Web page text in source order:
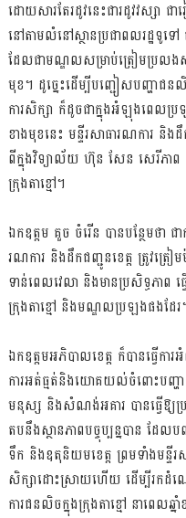
ដោយសារតែរដូវនេះជារដូវវស្សា ជ
នៅតាមលំនៅស្ថានប្រជាពលរដ្ឋទូ
ដែលជាមណ្ឌលសម្រាប់ត្រៀមប្រល
មុខ។ ដូច្នេះដើម្បីបញ្ជៀសបញ្ហាជ
ការសិក្សា ក៏ដូចជាក្នុងអំឡុងពេល
ខាងមុខនេះ មន្ទីរសាធារណការ និ
ពីក្នុងវិទ្យាល័យ ហ៊ុន សែន សេរីភាព
ក្រុងតាខ្មៅ។
ឯកឧត្តម គួច ចំរើន បានបន្ថែមថា ជ
រណការ និងដឹកជញ្ជូនខេត្ត ត្រូវត្រ
ទាន់ពេលវេលា និងមានប្រសិទ្ធភាព
ក្រុងតាខ្មៅ និងមណ្ឌលប្រឡងផងដែរ
ឯកឧត្តមអភិបាលខេត្ត ក៏បានធ្វើការ
ការអត់ធ្មត់និងយោគយល់ចំពោះបញ្
មនុស្ស និងសំណង់អគារ បានធ្វើឱ្យ
តបនឹងស្ថានភាពបច្ចុប្បន្នបាន ដែលបញ្
ទឹក និងឧតុនិយមខេត្ត ព្រមទាំងមន្ទី
សិក្សាដោះស្រាយហើយ ដើម្បីរកដំណ
ការជនលិចក្នុងក្រុងតាខ្មៅ នាពេលឆ្ន